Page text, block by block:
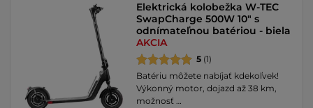
Elektrická kolobežka W-TEC
SwapCharge 500W 10" s
odnímateľnou batériou - biela
AKCIA
5 (1)
Batériu môžete nabíjať kdekoľvek!
Výkonný motor, dojazd až 38 km,
možnosť …